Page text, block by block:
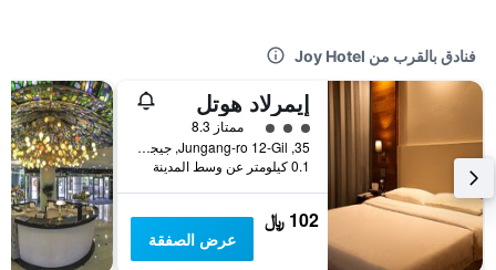
فنادق بالقرب من Joy Hotel
إيمرلاد هوتل
تقييم فئة 3ممتاز 8.3
35, Jungang-ro 12-Gil, جيجو, كوريا الجنوبية
0.1 كيلومتر عن وسط المدينة
102 ﷼
عرض الصفقة